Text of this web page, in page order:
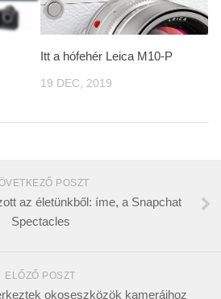
Itt a hófehér Leica M10-P
19 DEC, 2019
POSZT
az életünkből: íme, a Snapchat
Spectacles
ELŐZŐ POSZT
okoseszközök kameráihoz